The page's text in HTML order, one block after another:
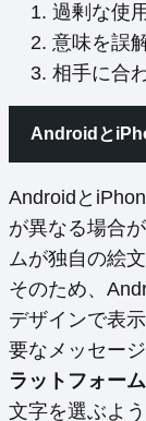
過剰な使
意味を誤
相手に合
Androidと
Androidと
が異なる場合
ムが独自の絵
そのため、
デザインで表
要なメッセー
ラットフォーム
文字を選ぶよ